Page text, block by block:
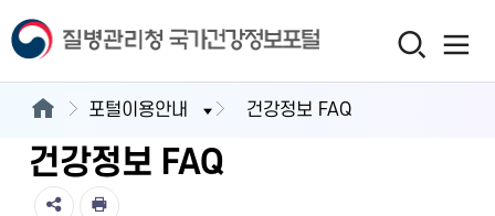
포털이용안내 건강정보 FAQ
건강정보 FAQ